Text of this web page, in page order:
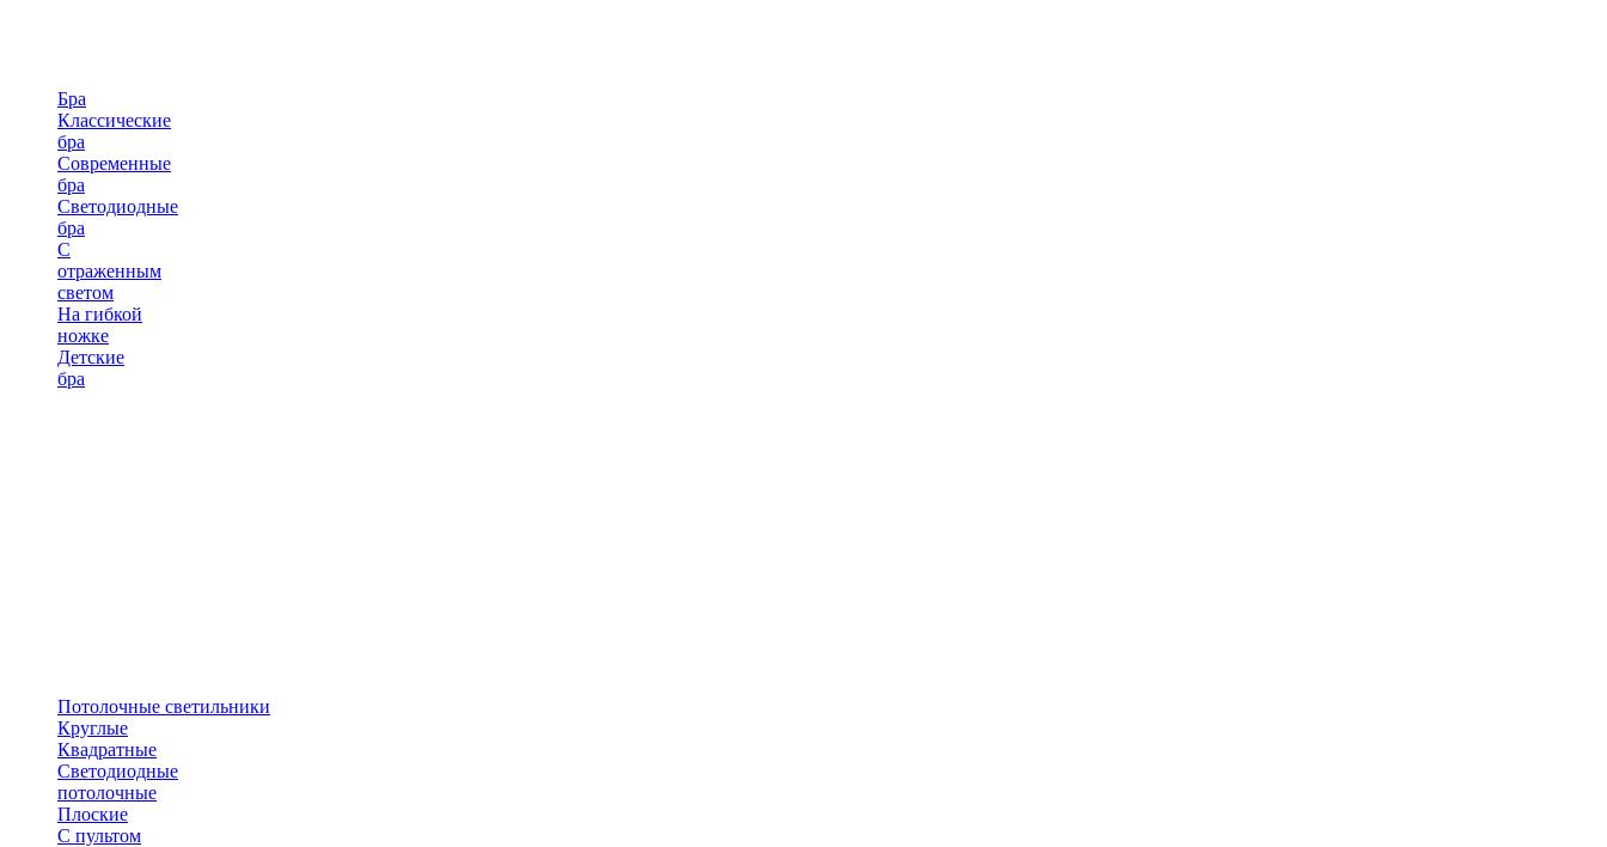
Бра
Классические
бра
Современные
бра
Светодиодные
бра
С
отраженным
светом
На гибкой
ножке
Детские
бра
Потолочные светильники
Круглые
Квадратные
Светодиодные
потолочные
Плоские
С пультом